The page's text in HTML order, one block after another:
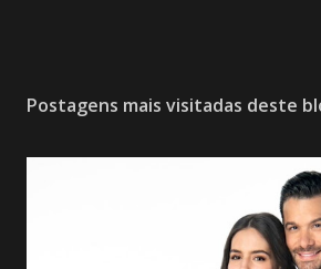
Postagens mais visitadas deste